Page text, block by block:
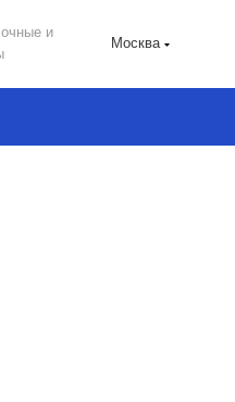
и
Москва